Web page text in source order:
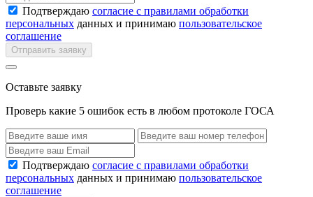
Подтверждаю согласие с правилами обработки
персональных данных и принимаю пользовательское
соглашение
Отправить заявку
Оставьте заявку
Проверь какие 5 ошибок есть в любом протоколе ГОСА
Подтверждаю согласие с правилами обработки
персональных данных и принимаю пользовательское
соглашение